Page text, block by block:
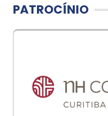
PATROCÍNIO